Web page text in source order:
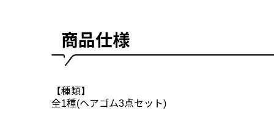
商品仕様
【種類】
全1種(ヘアゴム3点セット)